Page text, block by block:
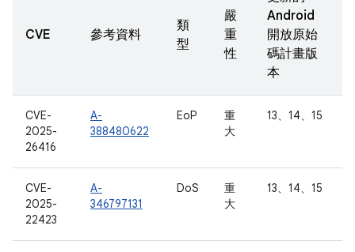
CVE 參考資料
類
型
嚴
重
性
Android
開放原始
碼計畫版
本
CVE-
2025-
26416
A-
388480622
EoP
重
大
13、14、15
CVE-
2025-
22423
A-
346797131
DoS
重
大
13、14、15